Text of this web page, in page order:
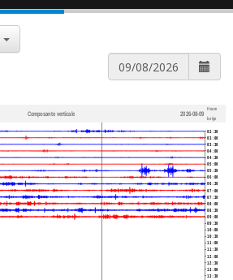
Composante verticale 2026-08-09
Heure
belge
02:30
03:00
03:30
04:00
04:30
05:00
05:30
06:00
06:30
07:00
07:30
08:00
08:30
09:00
09:30
10:00
10:30
11:00
11:30
12:00
12:30
13:00
13:30